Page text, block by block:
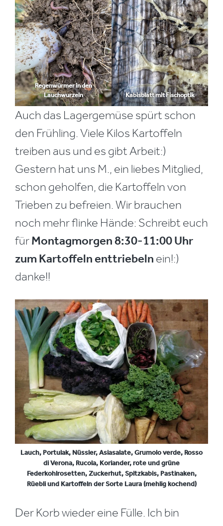
Regenwürmer in den
Lauchwurzeln
Kabisblatt mit Fischoptik
Auch das Lagergemüse spürt schon
den Frühling. Viele Kilos Kartoffeln
treiben aus und es gibt Arbeit:)
Gestern hat uns M., ein liebes Mitglied,
schon geholfen, die Kartoffeln von
Trieben zu befreien. Wir brauchen
noch mehr flinke Hände: Schreibt euch
fürMontagmorgen 8:30-11:00 Uhr
zum Kartoffeln enttriebeln ein!:)
danke!!
Lauch, Portulak, Nüssler, Asiasalate, Grumolo verde, Rosso
di Verona, Rucola, Koriander, rote und grüne
Federkohlrosetten, Zuckerhut, Spitzkabis, Pastinaken,
Rüebli und Kartoffeln der Sorte Laura (mehlig kochend)
Der Korb wieder eine Fülle. Ich bin